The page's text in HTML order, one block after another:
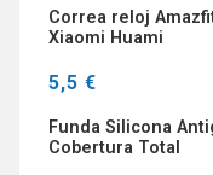
Correa reloj
Xiaomi Huami
5,5 €
Funda Silicona
Cobertura Total